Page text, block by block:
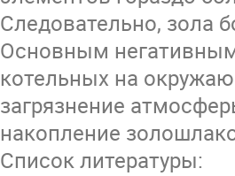
Следовательно, зола
Основным
котельных на
загрязнение
накопление
Список литературы: